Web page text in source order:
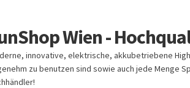
Wien -
innovative, elektrische, akkubetriebene
zu benutzen sind sowie auch jede Menge